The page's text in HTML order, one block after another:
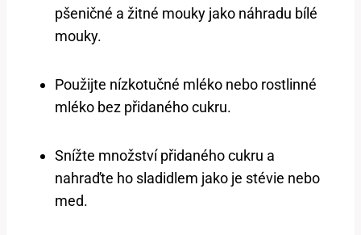
pšeničné a žitné mouky jako náhradu bílé
mouky.
Použijte nízkotučné mléko nebo rostlinné
mléko bez přidaného cukru.
Snížte množství přidaného cukru a
nahraďte ho sladidlem jako je stévie nebo
med.